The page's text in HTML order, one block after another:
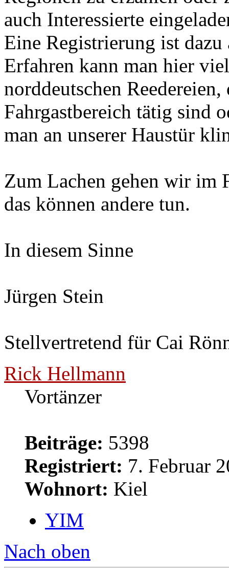
auch Interessierte
Eine Registrierung ist
Erfahren kann man hier
norddeutschen
Fahrgastbereich tätig sind
man an unserer Haustür
Zum Lachen gehen wir im
das können andere tun.
In diesem Sinne
Jürgen Stein
Stellvertretend für Cai
Rick Hellmann
Vortänzer
Beiträge: 5398
Registriert: 7. Februar
Wohnort: Kiel
YIM
Nach oben